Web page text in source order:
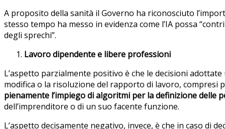
A proposito della sanità il Governo ha riconosciuto
stesso tempo ha messo in evidenza come l’IA possa
degli sprechi”.
Lavoro dipendente e libere professioni
L’aspetto parzialmente positivo è che le decisioni
modifica o la risoluzione del rapporto di lavoro, compresi
pienamente l’impiego di algoritmi per la definizione
dell’imprenditore o di un suo facente funzione.
L’aspetto decisamente negativo, invece, è che in caso di